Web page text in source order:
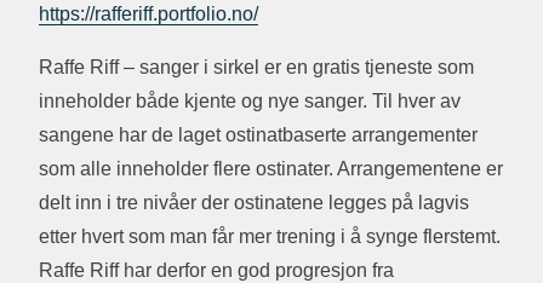
https://rafferiff.portfolio.no/
Raffe Riff – sanger i sirkel er en gratis tjeneste som
inneholder både kjente og nye sanger. Til hver av
sangene har de laget ostinatbaserte arrangementer
som alle inneholder flere ostinater. Arrangementene er
delt inn i tre nivåer der ostinatene legges på lagvis
etter hvert som man får mer trening i å synge flerstemt.
Raffe Riff har derfor en god progresjon fra